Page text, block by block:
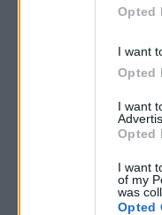
Opted
I want
Opted
I want
Opted
I want
of my
was
Opted